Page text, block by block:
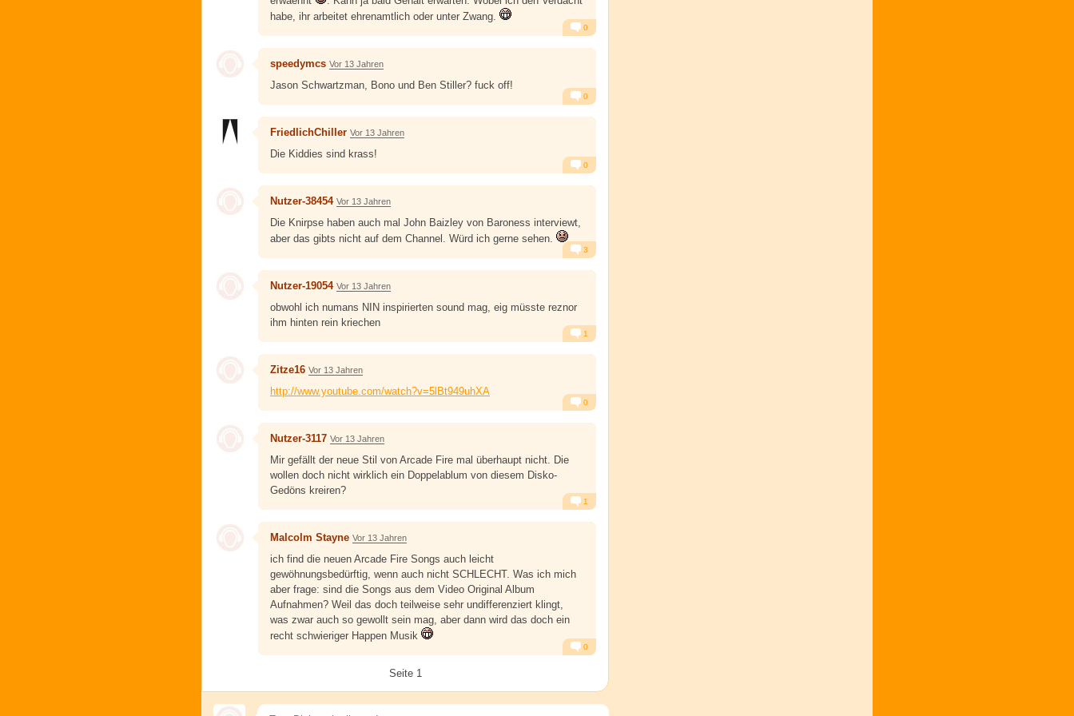
habe, ihr arbeitet ehrenamtlich oder unter Zwang.
Alarm Antworten
0
speedymcs Vor 13 Jahren
Jason Schwartzman, Bono und Ben Stiller? fuck off!
Alarm Antworten
0
FriedlichChiller Vor 13 Jahren
Die Kiddies sind krass!
Alarm Antworten
0
Nutzer-38454 Vor 13 Jahren
Die Knirpse haben auch mal John Baizley von Baroness interviewt,
aber das gibts nicht auf dem Channel. Würd ich gerne sehen.
Alarm Antworten
3
Nutzer-19054 Vor 13 Jahren
obwohl ich numans NIN inspirierten sound mag, eig müsste reznor
ihm hinten rein kriechen
Alarm Antworten
1
Zitze16 Vor 13 Jahren
http://www.youtube.com/watch?v=5lBt949uhXA
Alarm Antworten
0
Nutzer-3117 Vor 13 Jahren
Mir gefällt der neue Stil von Arcade Fire mal überhaupt nicht. Die
wollen doch nicht wirklich ein Doppelablum von diesem Disko-
Gedöns kreiren?
Alarm Antworten
1
Malcolm Stayne Vor 13 Jahren
ich find die neuen Arcade Fire Songs auch leicht
gewöhnungsbedürftig, wenn auch nicht SCHLECHT. Was ich mich
aber frage: sind die Songs aus dem Video Original Album
Aufnahmen? Weil das doch teilweise sehr undifferenziert klingt,
was zwar auch so gewollt sein mag, aber dann wird das doch ein
recht schwieriger Happen Musik
0
Seite 1